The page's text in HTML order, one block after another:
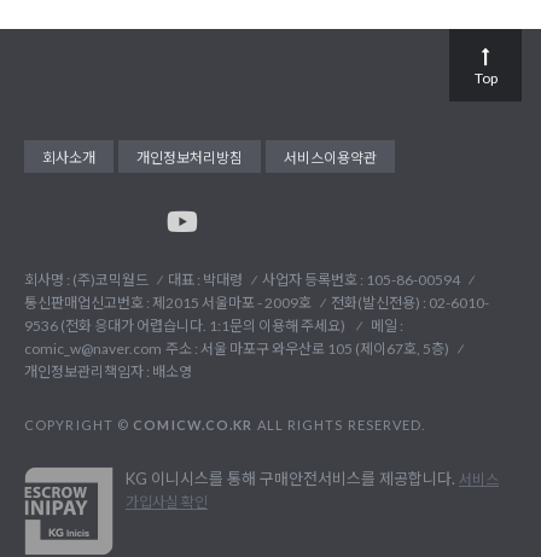
회사소개 개인정보처리방침 서비스이용약관
회사명 : (주)코믹월드 대표 : 박대령
사업자 등록번호 : 105-86-00594
통신판매업신고번호 : 제2015 서울마포 - 2009호
전화(발신전용) : 02-6010-
9536 (전화 응대가 어렵습니다. 1:1문의 이용해 주세요)
메일 :
comic_w@naver.com 주소 : 서울 마포구 와우산로 105 (제이67호, 5층)
개인정보관리책임자 : 배소영
COPYRIGHT © COMICW.CO.KR ALL RIGHTS RESERVED.
KG 이니시스를 통해 구매안전서비스를 제공합니다. 서비스
가입사실 확인
Top